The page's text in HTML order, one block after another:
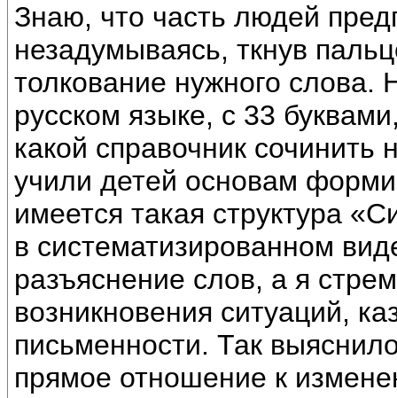
Знаю, что часть людей
незадумываясь, ткнув
толкование нужного
русском языке, с 33
какой справочник
учили детей основам
имеется такая структура
в систематизированном
разъяснение слов, а я
возникновения ситуаций,
письменности. Так
прямое отношение к